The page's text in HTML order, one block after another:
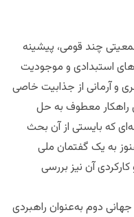
چند قومی، پیشینه
استبدادی و موجودیت
و آرمانی از جذابیت خاصی
راهکار معطوف به حل
که بایستی از آن بحث
به یک گفتمان ملی
آن نیز بررسی
دوم به‌عنوان راهبردی